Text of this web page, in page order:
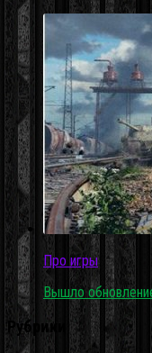
Про игры
Вышло
Рубрики